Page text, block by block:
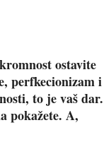
ostavite
perfkecionizam i
to je vaš dar.
pokažete. A,